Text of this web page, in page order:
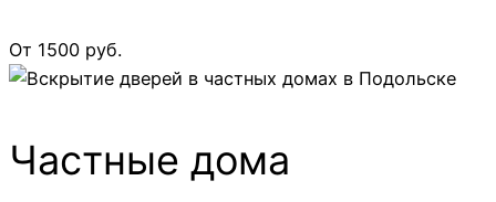
От 1500 руб.
Частные дома